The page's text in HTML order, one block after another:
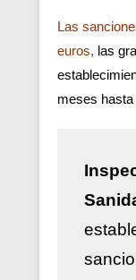
Las
euros, las
meses